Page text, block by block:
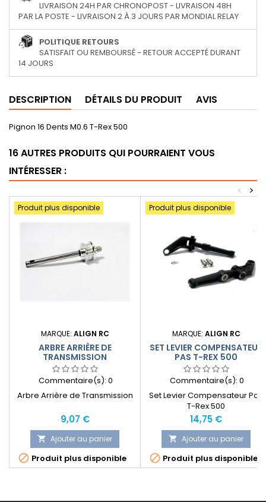
LIVRAISON 24H PAR CHRONOPOST - LIVRAISON 48H
PAR LA POSTE - LIVRAISON 2 À 3 JOURS PAR MONDIAL RELAY
POLITIQUE RETOURS
SATISFAIT OU REMBOURSÉ - RETOUR ACCEPTÉ DURANT
14 JOURS
DESCRIPTION DÉTAILS DU PRODUIT AVIS
Pignon 16 Dents M0.6 T-Rex 500
16 AUTRES PRODUITS QUI POURRAIENT VOUS
INTÉRESSER :
>
<
Produit plus disponible
MARQUE: ALIGN RC
ARBRE ARRIÈRE DE
TRANSMISSION
Commentaire(s): 0
Arbre Arrière de Transmission
Prix
9,07 €
 Ajouter au panier
 Produit plus disponible
Produit plus disponible
MARQUE: ALIGN RC
SET LEVIER COMPENSATEUR
PAS T-REX 500
Commentaire(s): 0
Set Levier Compensateur Pas
T-Rex 500
Prix
14,75 €
 Ajouter au panier
 Produit plus disponible